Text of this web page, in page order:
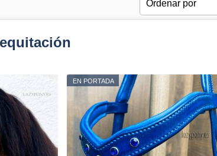
EN PORTADA